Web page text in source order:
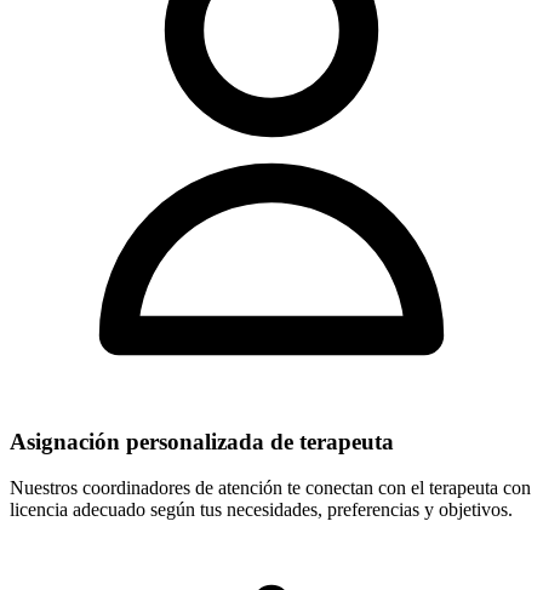
Asignación personalizada de terapeuta
Nuestros coordinadores de atención te conectan con el terapeuta con
licencia adecuado según tus necesidades, preferencias y objetivos.